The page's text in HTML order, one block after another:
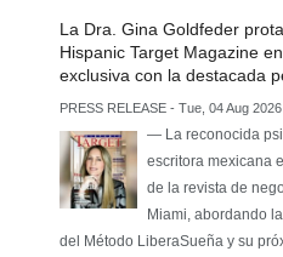
La Dra. Gina Goldfeder
Hispanic Target Magazine
exclusiva con la destacada
PRESS RELEASE - Tue, 04 Aug
— La reconocida
escritora mexicana
de la revista de
Miami, abordando
del Método LiberaSueña y su